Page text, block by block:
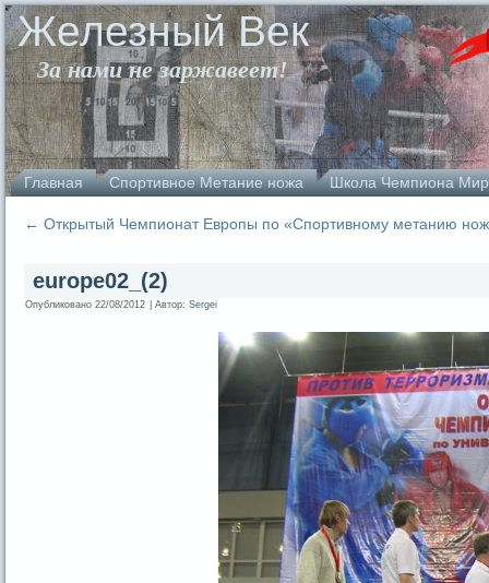
Железный Век
За нами не заржавеет!
Главная Спортивное Метание ножа Школа Чемпиона
← Открытый Чемпионат Европы по «Спортивному метанию
europe02_(2)
Опубликовано 22/08/2012 Автор: Sergei